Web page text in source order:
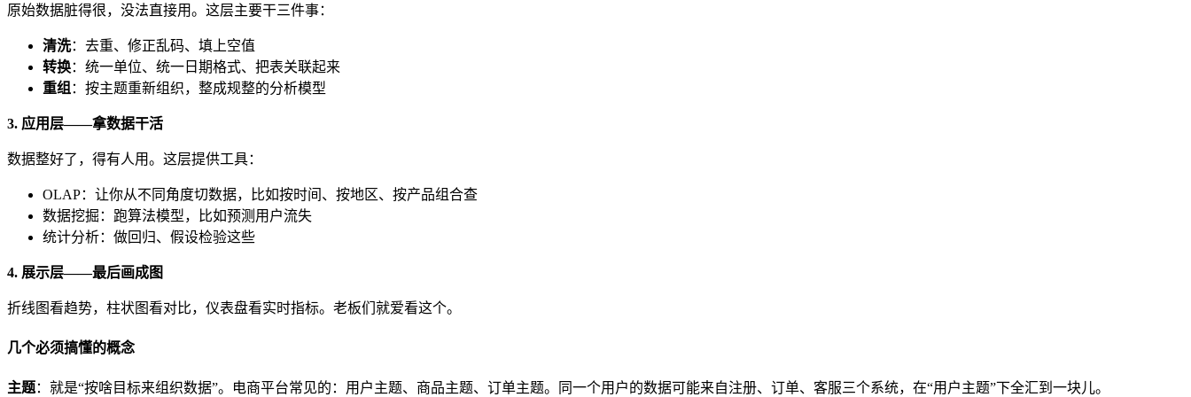
原始数据脏得很，没法直接用。这层主要干三件事：
清洗：去重、修正乱码、填上空值
转换：统一单位、统一日期格式、把表关联起来
重组 ：按主题重新组织，整成规整的分析模型
3. 应用层——拿数据干活
数据整好了，得有人用。这层提供工具：
OLAP：让你从不同角度切数据，比如按时间、按地区、按产品组合查
数据挖掘：跑算法模型，比如预测用户流失
统计分析：做回归、假设检验这些
4. 展示层——最后画成图
折线图看趋势，柱状图看对比，仪表盘看实时指标。老板们就爱看这个。
几个必须搞懂的概念
主题：就是“按啥目标来组织数据”。电商平台常见的：用户主题、商品主题、订单主题。同一个用户的数据可能来自注册、订单、客服三个系统，在“用户主题”下全汇到一块儿。